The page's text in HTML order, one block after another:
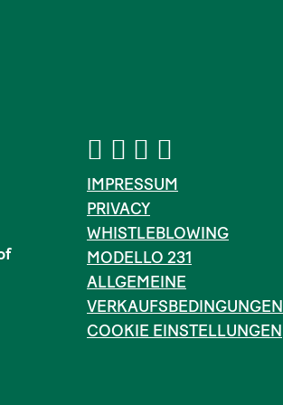
IMPRESSUM
PRIVACY
WHISTLEBLOWING
MODELLO 231
ALLGEMEINE
VERKAUFSBEDINGUNGEN
COOKIE EINSTELLUNGEN